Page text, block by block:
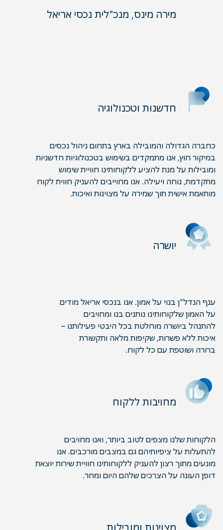
מירה מינס, מנכ"לית נכסי אריאל
חדשנות וטכנולוגיה
כחברה הגדולה והמובילה בארץ בתחום ניהול נכסים
במיקור חוץ, אנו מתמקדים בשימוש בטכנולוגיות חדשניות
ומובילות על מנת להציע ללקוחותינו חוויית שימוש
מתקדמת, נוחה ויעילה. אנו מחוייבים להעניק חווית לקוח
מותאמת אישית תוך שמירה על מצוינות ואיכות.
יושרה
ענף הנדל"ן בנוי על אמון. אנו בנכסי אריאל מודים
על האמון שלקוחותינו נותנים בנו ומחויבים
להתנהל ביושרה מוחלטת בכל היבטי פעילותנו –
איכות ללא פשרות, שקיפות מלאה ותקשורת
ברורה ושוטפת עם כל לקוח.
מחויבות ללקוח
הלקוחות שלנו מצפים לטוב ביותר, ואנו מחויבים
להתעלות על ציפיותיהם גם במצבים מורכבים. אנו
מונעים מתוך רצון להעניק ללקוחותינו חוויית שירות יוצאת
דופן העונה על הצרכים שלהם היום ומחר.
מצוינות ומובילות